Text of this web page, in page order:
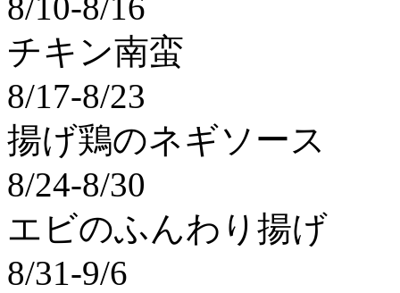
チキン南蛮
8/17-8/23
揚げ鶏のネギソース
8/24-8/30
エビのふんわり揚げ
8/31-9/6